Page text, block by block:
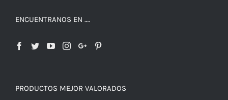
ENCUENTRANOS EN ….
PRODUCTOS MEJOR VALORADOS